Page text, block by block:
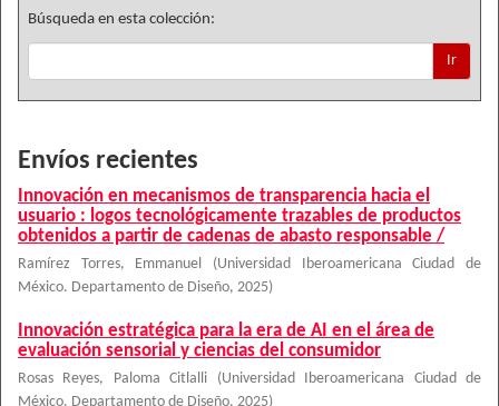
Búsqueda en esta colección:
Ir
Envíos recientes
Innovación en mecanismos de transparencia hacia el
usuario : logos tecnológicamente trazables de productos
obtenidos a partir de cadenas de abasto responsable /
Ramírez Torres, Emmanuel (Universidad Iberoamericana Ciudad de
México. Departamento de Diseño, 2025)
Innovación estratégica para la era de AI en el área de
evaluación sensorial y ciencias del consumidor
Rosas Reyes, Paloma Citlalli (Universidad Iberoamericana Ciudad de
México. Departamento de Diseño, 2025)